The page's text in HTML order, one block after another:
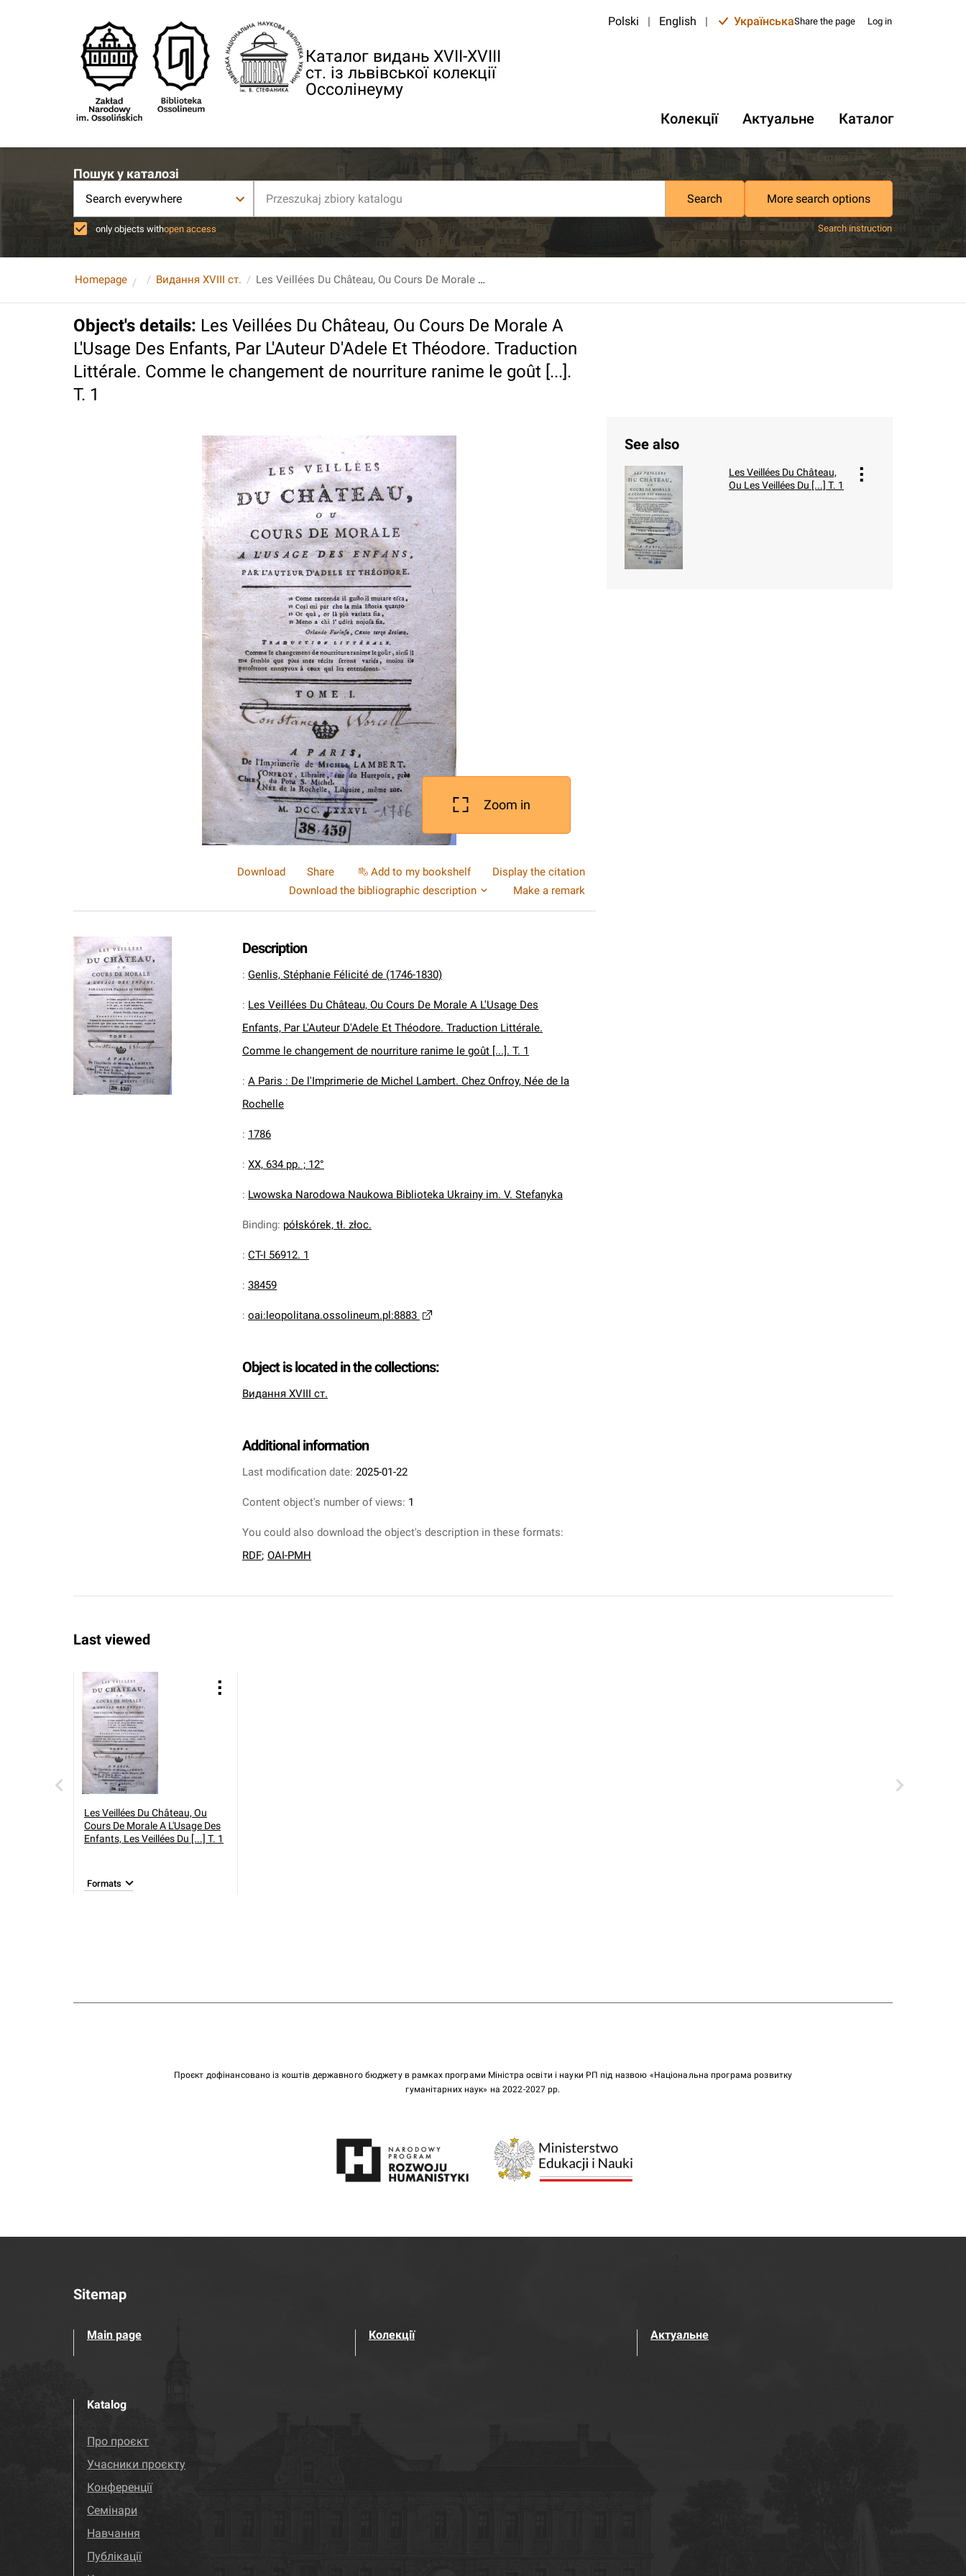
Каталог видань XVII-XVIII
ст. із львівської колекції
Оссолінеуму
Polski | English | УкраїнськаShare the page Log in
Колекції Актуальне Каталог
Пошук у каталозі
Search everywhere Search More search options
only objects withopen access Search instruction
Homepage Видання XVIII ст. Les Veillées Du Château, Ou Cours De Morale A L'Usage Des Enfants, Par L'Auteur D'Adele Et Théodore. Traduction Littérale. Comme le changement de nourriture ranime le goût [...]. T. 1
Object's details: Les Veillées Du Château, Ou Cours De Morale A
L'Usage Des Enfants, Par L'Auteur D'Adele Et Théodore. Traduction
Littérale. Comme le changement de nourriture ranime le goût [...].
T. 1
Zoom in
Download Share Add to my bookshelf
Display the citation
Download the bibliographic description
Make a remark
Description
: Genlis, Stéphanie Félicité de (1746-1830)
: Les Veillées Du Château, Ou Cours De Morale A L'Usage Des
Enfants, Par L'Auteur D'Adele Et Théodore. Traduction Littérale.
Comme le changement de nourriture ranime le goût [...]. T. 1
: A Paris : De l'Imprimerie de Michel Lambert. Chez Onfroy, Née de la
Rochelle
: 1786
: XX, 634 pp. ; 12°
: Lwowska Narodowa Naukowa Biblioteka Ukrainy im. V. Stefanyka
Binding: półskórek, tł. złoc.
: CT-I 56912. 1
: 38459
: oai:leopolitana.ossolineum.pl:8883
Object is located in the collections:
Видання XVIII ст.
Additional information
Last modification date: 2025-01-22
Content object's number of views: 1
You could also download the object's description in these formats:
RDF; OAI-PMH
See also
Les Veillées Du Château,
Ou Les Veillées Du [...] T. 1
Last viewed
Les Veillées Du Château, Ou
Cours De Morale A L'Usage Des
Enfants, Les Veillées Du [...] T. 1
Formats
Проєкт дофінансовано із коштів державного бюджету в рамках програми Міністра освіти і науки РП під назвою «Національна програма розвитку
гуманітарних наук» на 2022-2027 рр.
Sitemap
Main page Колекції Актуальне
Katalog
Про проєкт
Учасники проєкту
Конференції
Семінари
Навчання
Публікації